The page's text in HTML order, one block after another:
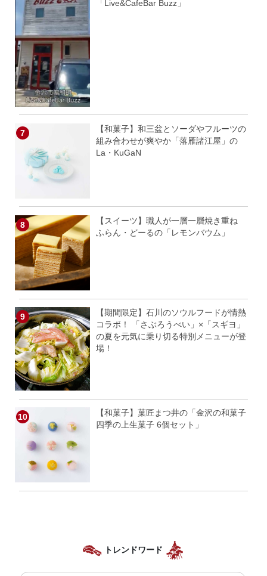
「Live&CafeBar Buzz」
【和菓子】和三盆とソーダやフルーツの
組み合わせが爽やか「落雁諸江屋」の
La・KuGaN
【スイーツ】職人が一層一層焼き重ね
ふらん・どーるの「レモンバウム」
【期間限定】石川のソウルフードが情熱
コラボ！ 「さぶろうべい」×「スギヨ」
の夏を元気に乗り切る特別メニューが登
場！
【和菓子】菓匠まつ井の「金沢の和菓子
四季の上生菓子 6個セット」
トレンドワード